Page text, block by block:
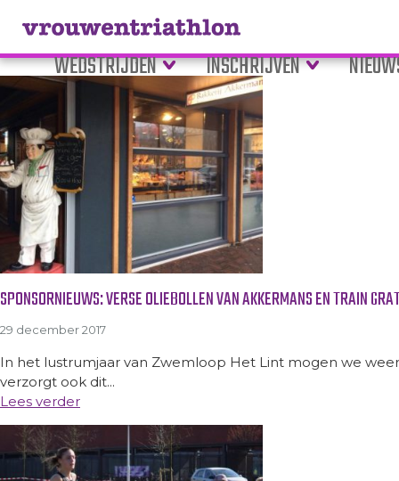
WEDSTRIJDEN INSCHRIJVEN
Tag Archive: watervlo
SPONSORNIEUWS: VERSE OLIEBOLLEN VAN AKKERMANS EN TRAIN
29 december 2017
In het lustrumjaar van Zwemloop Het Lint mogen we
verzorgt ook dit...
Lees verder